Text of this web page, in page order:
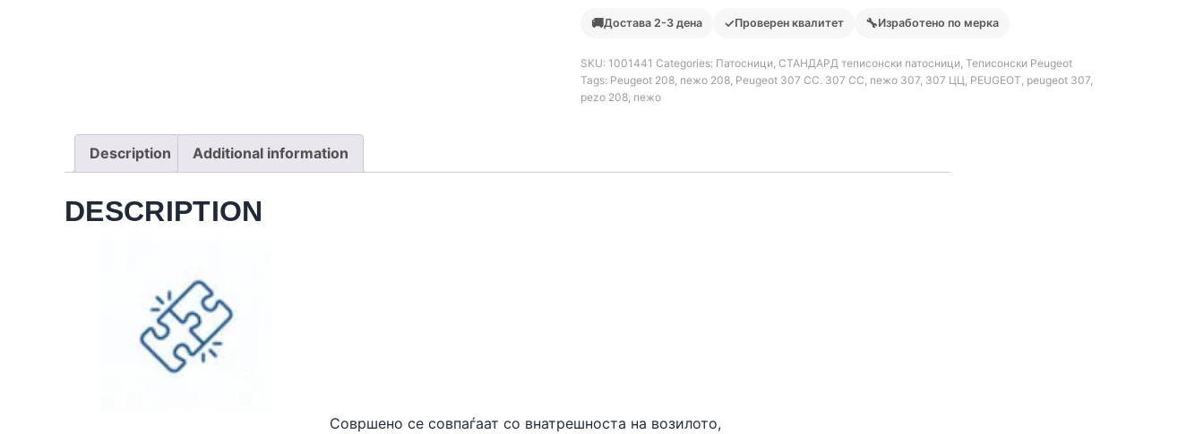
🚚Достава 2-3 дена ✓Проверен квалитет 🔧Изработено по мерка
SKU: 1001441 Categories: Патосници СТАНДАРД теписонски патосници Теписонски Peugeot
Tags: Peugeot 208 пежо 208 Peugeot 307 CC. 307 CC пежо 307 307 ЦЦ PEUGEOT peugeot 307
pezo 208 пежо
Description Additional information
DESCRIPTION
Совршено се совпаѓаатсо внатрешноста на возилото,